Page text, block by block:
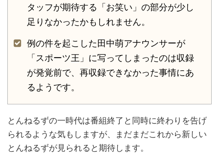
タッフが期待する「お笑い」の部分が少し
足りなかったかもしれません。
例の件を起こした田中萌アナウンサーが
「スポーツ王」に写ってしまったのは収録
が発覚前で、再収録できなかった事情にあ
るようです。
とんねるずの一時代は番組終了と同時に終わりを告げ
られるような気もしますが、まだまだこれから新しい
とんねるずが見られると期待します。